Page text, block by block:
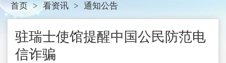
首页 > 看资讯 > 通知公告
驻瑞士使馆提醒中国公民防范电
信诈骗